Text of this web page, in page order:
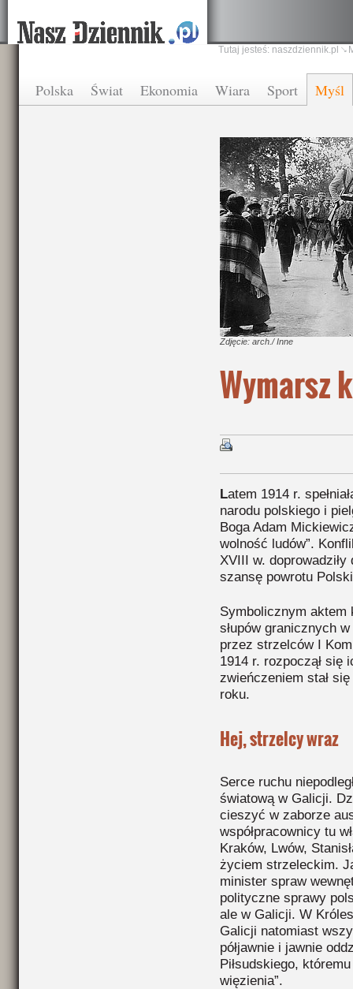
Polska Świat Ekonomia Wiara Sport Myśl
Tutaj jesteś: naszdziennik.pl
Zdjęcie: arch./ Inne
Wymarsz
Latem 1914 r.
narodu polskiego i
Boga Adam
wolność ludów”.
XVIII w.
szansę powrotu
Symbolicznym aktem
słupów granicznych
przez strzelców I
1914 r. rozpoczął się
zwieńczeniem stał
roku.
Hej, strzelcy wraz
Serce ruchu
światową w Galicji.
cieszyć w zaborze
współpracownicy tu
Kraków, Lwów,
życiem strzeleckim.
minister spraw
polityczne sprawy
ale w Galicji. W
Galicji natomiast
półjawnie i jawnie
Piłsudskiego,
więzienia”.